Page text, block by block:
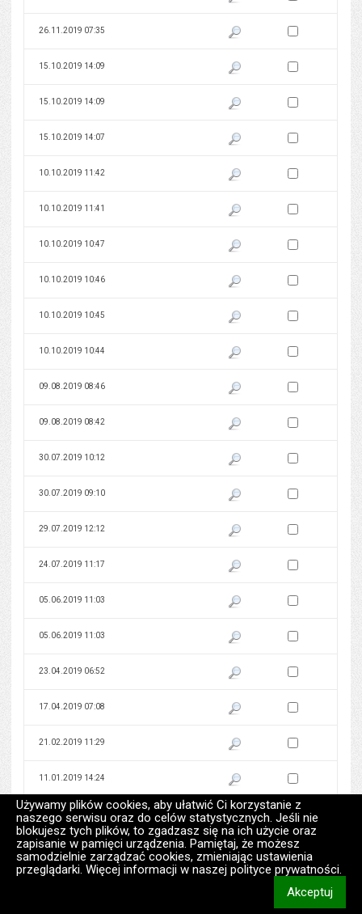
Używamy plików cookies, aby ułatwić Ci korzystanie z
naszego serwisu oraz do celów statystycznych. Jeśli nie
blokujesz tych plików, to zgadzasz się na ich użycie oraz
zapisanie w pamięci urządzenia. Pamiętaj, że możesz
samodzielnie zarządzać cookies, zmieniając ustawienia
przeglądarki. Więcej informacji w naszej polityce prywatności.
Akceptuj
26.11.2019 07:35 Pokaż podgląd wersji z dnia
Zaznacz wersję do
15.10.2019 14:09 Pokaż podgląd wersji z dnia
Zaznacz wersję do
15.10.2019 14:09 Pokaż podgląd wersji z dnia
Zaznacz wersję do
15.10.2019 14:07 Pokaż podgląd wersji z dnia
Zaznacz wersję do
10.10.2019 11:42 Pokaż podgląd wersji z dnia
Zaznacz wersję do
10.10.2019 11:41 Pokaż podgląd wersji z dnia
Zaznacz wersję do
10.10.2019 10:47 Pokaż podgląd wersji z dnia
Zaznacz wersję do
10.10.2019 10:46 Pokaż podgląd wersji z dnia
Zaznacz wersję do
10.10.2019 10:45 Pokaż podgląd wersji z dnia
Zaznacz wersję do
10.10.2019 10:44 Pokaż podgląd wersji z dnia
Zaznacz wersję do
09.08.2019 08:46 Pokaż podgląd wersji z dnia
Zaznacz wersję do
09.08.2019 08:42 Pokaż podgląd wersji z dnia
Zaznacz wersję do
30.07.2019 10:12 Pokaż podgląd wersji z dnia
Zaznacz wersję do
30.07.2019 09:10 Pokaż podgląd wersji z dnia
Zaznacz wersję do
29.07.2019 12:12 Pokaż podgląd wersji z dnia
Zaznacz wersję do
24.07.2019 11:17 Pokaż podgląd wersji z dnia
Zaznacz wersję do
05.06.2019 11:03 Pokaż podgląd wersji z dnia
Zaznacz wersję do
05.06.2019 11:03 Pokaż podgląd wersji z dnia
Zaznacz wersję do
23.04.2019 06:52 Pokaż podgląd wersji z dnia
Zaznacz wersję do
17.04.2019 07:08 Pokaż podgląd wersji z dnia
Zaznacz wersję do
21.02.2019 11:29 Pokaż podgląd wersji z dnia
Zaznacz wersję do
11.01.2019 14:24 Pokaż podgląd wersji z dnia
Zaznacz wersję do
02.01.2019 09:50 Pokaż podgląd wersji z dnia
Zaznacz wersję
28.12.2018 15:24 Pokaż podgląd wersji z dnia
Zaznacz wersję do